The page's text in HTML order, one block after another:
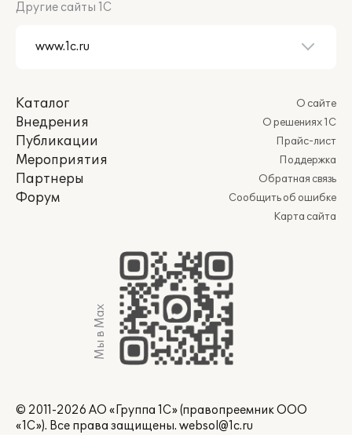
Другие сайты 1С
Каталог
Внедрения
Публикации
Мероприятия
Партнеры
Форум
О сайте
О решениях 1С
Прайс-лист
Поддержка
Обратная связь
Сообщить об ошибке
Карта сайта
Мы в Max
© 2011-2026 АО «Группа 1С» (правопреемник ООО
«1С»). Все права защищены. websol@1c.ru